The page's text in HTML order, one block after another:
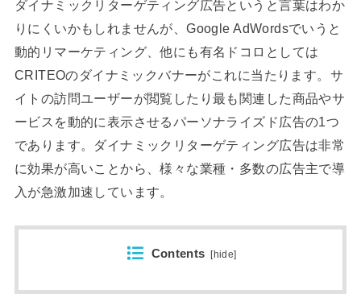
ダイナミックリターゲティング広告というと言葉はわか
りにくいかもしれませんが、Google AdWordsでいうと
動的リマーケティング、他にも有名ドコロとしては
CRITEOのダイナミックバナーがこれに当たります。サ
イトの訪問ユーザーが閲覧したり最も関連した商品やサ
ービスを動的に表示させるパーソナライズド広告の1つ
であります。ダイナミックリターゲティング広告は非常
に効果が高いことから、様々な業種・多数の広告主で導
入が急激加速しています。
Contents [hide]